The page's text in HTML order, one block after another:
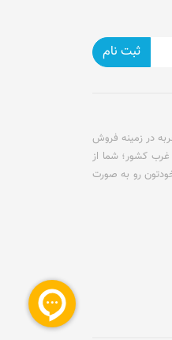
ثبت نام
در زمینه فروش
غرب کشور؛ شما از
رو به صورت